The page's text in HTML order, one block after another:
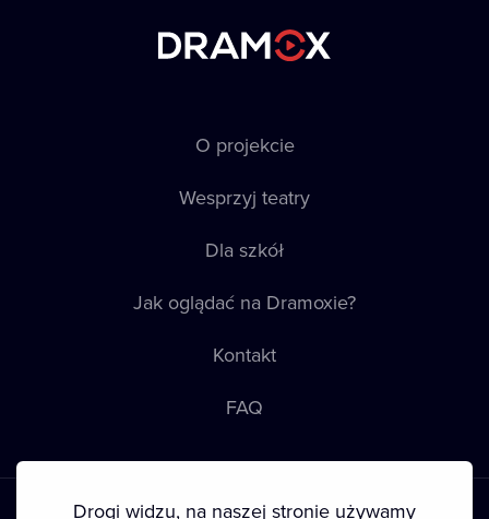
O projekcie
Wesprzyj teatry
Dla szkół
Jak oglądać na Dramoxie?
Kontakt
FAQ
Drogi widzu, na naszej stronie używamy